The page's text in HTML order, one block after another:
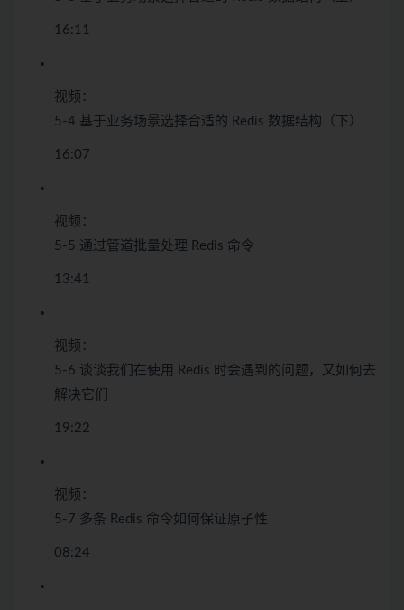
16:11
视频：
5-4 基于业务场景选择合适的 Redis 数据结构（下）
16:07
视频：
5-5 通过管道批量处理 Redis 命令
13:41
视频：
5-6 谈谈我们在使用 Redis 时会遇到的问题，又如何去
解决它们
19:22
视频：
5-7 多条 Redis 命令如何保证原子性
08:24